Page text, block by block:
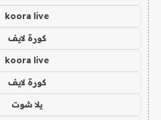
koora live
كورة لايف
koora live
كورة لايف
يلا شوت